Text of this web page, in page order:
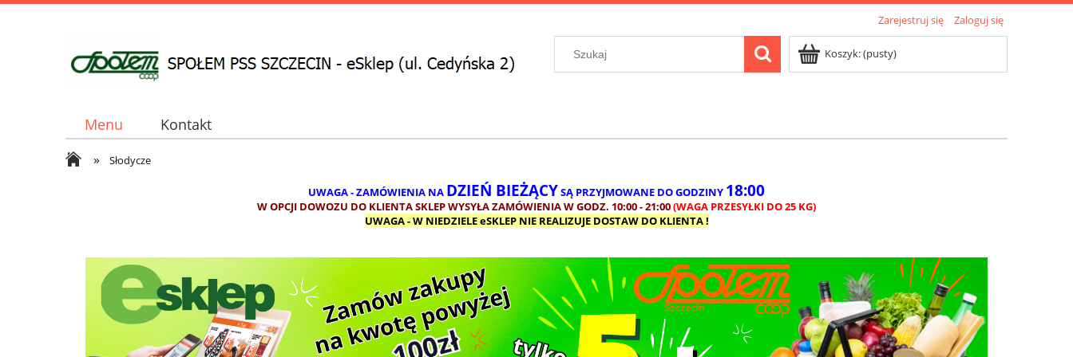
Zarejestruj się Zaloguj się
Koszyk:(pusty)
Menu Kontakt
» Słodycze
UWAGA - ZAMÓWIENIA NA DZIEŃ BIEŻĄCYSĄ PRZYJMOWANE DO GODZINY 18:00
W OPCJI DOWOZU DO KLIENTA SKLEP WYSYŁA ZAMÓWIENIA W GODZ. 10:00 - 21:00(WAGA PRZESYŁKI DO 25 KG)
UWAGA - W NIEDZIELE eSKLEP NIE REALIZUJE DOSTAW DO KLIENTA !